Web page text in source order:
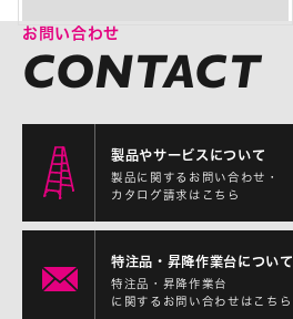
お問い合わせ
製品やサービスについて
製品に関するお問い合わせ・
カタログ請求はこちら
特注品・昇降作業台について
特注品・昇降作業台
に関するお問い合わせはこちら